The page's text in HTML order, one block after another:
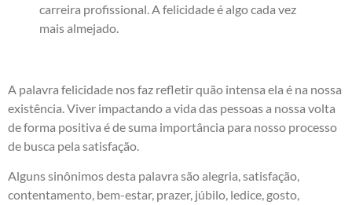
carreira profissional. A felicidade é algo cada vez
mais almejado.
A palavra felicidade nos faz refletir quão intensa ela é na nossa
existência. Viver impactando a vida das pessoas a nossa volta
de forma positiva é de suma importância para nosso processo
de busca pela satisfação.
Alguns sinônimos desta palavra são alegria, satisfação,
contentamento, bem-estar, prazer, júbilo, ledice, gosto,